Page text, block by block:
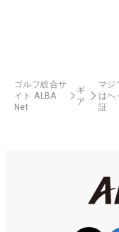
ゴルフ総合サ
イト ALBA
Net
ギ
ア
マジ
はヘ
証